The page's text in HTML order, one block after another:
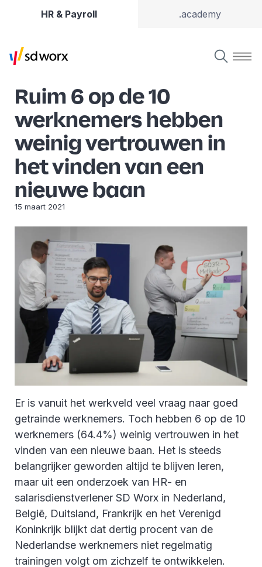
HR & Payroll .academy
Ruim 6 op de 10
werknemers hebben
weinig vertrouwen in
het vinden van een
nieuwe baan
15 maart 2021
Er is vanuit het werkveld veel vraag naar goed
getrainde werknemers. Toch hebben 6 op de 10
werknemers (64.4%) weinig vertrouwen in het
vinden van een nieuwe baan. Het is steeds
belangrijker geworden altijd te blijven leren,
maar uit een onderzoek van HR- en
salarisdienstverlener SD Worx in Nederland,
België, Duitsland, Frankrijk en het Verenigd
Koninkrijk blijkt dat dertig procent van de
Nederlandse werknemers niet regelmatig
trainingen volgt om zichzelf te ontwikkelen.